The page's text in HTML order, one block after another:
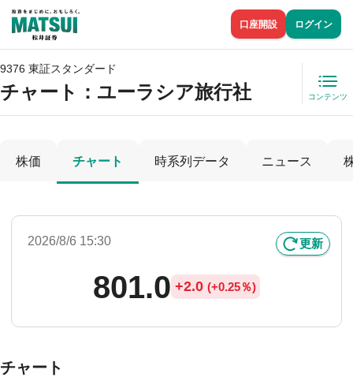
口座開設 ログイン
9376 東証スタンダード
チャート： ユーラシア旅行社 コンテンツ
株価 チャート 時系列データ ニュース
2026/8/6 15:30 更新
801.0 +2.0 (+0.25％)
チャート